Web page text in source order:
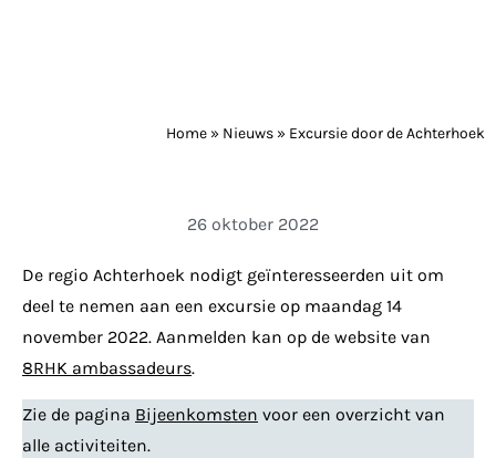
Home » Nieuws » Excursie door de Achterhoek
26 oktober 2022
De regio Achterhoek nodigt geïnteresseerden uit om
deel te nemen aan een excursie op maandag 14
november 2022. Aanmelden kan op de website van
8RHK ambassadeurs.
Zie de pagina Bijeenkomsten voor een overzicht van
alle activiteiten.